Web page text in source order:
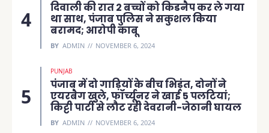
दिवाली की रात 2 बच्चों को किडनैप कर ले गया
था साथ, पंजाब पुलिस ने सकुशल किया
बरामद; आरोपी काबू
BY ADMIN NOVEMBER 6, 2024
PUNJAB
पंजाब में दो गाड़ियों के बीच भिड़ंत, दोनों ने
एयरबैग खुले, फॉर्च्यूनर ने खाई 5 पलटियां;
किट्टी पार्टी से लौट रही देवरानी-जेठानी घायल
BY ADMIN NOVEMBER 6, 2024